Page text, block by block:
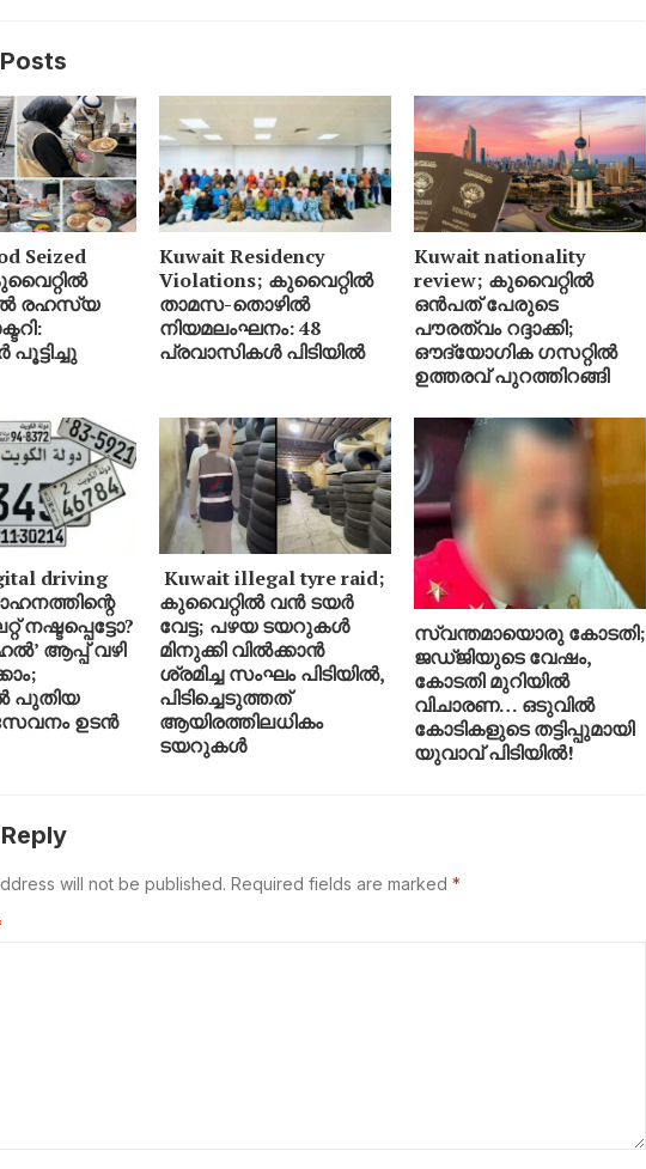
Seized
രഹസ്യ
Kuwait Residency
Violations; കുവൈറ്റിൽ
താമസ-തൊഴിൽ
നിയമലംഘനം: 48
പ്രവാസികൾ പിടിയിൽ
Kuwait nationality
review; കുവൈറ്റിൽ
ഒൻപത് പേരുടെ
പൗരത്വം റദ്ദാക്കി;
ഔദ്യോഗിക ഗസറ്റിൽ
ഉത്തരവ് പുറത്തിറങ്ങി
driving
നഷ്ടപ്പെട്ടോ?
ആപ്പ് വഴി
പുതിയ
ഉടൻ
Kuwait illegal tyre raid;
കുവൈറ്റിൽ വൻ ടയർ
വേട്ട; പഴയ ടയറുകൾ
മിനുക്കി വിൽക്കാൻ
ശ്രമിച്ച സംഘം പിടിയിൽ,
പിടിച്ചെടുത്തത്
ആയിരത്തിലധികം
ടയറുകൾ
സ്വന്തമായൊരു കോടതി;
ജഡ്ജിയുടെ വേഷം,
കോടതി മുറിയിൽ
വിചാരണ… ഒടുവിൽ
കോടികളുടെ തട്ടിപ്പുമായി
യുവാവ് പിടിയിൽ!
will not be published. Required fields are marked *